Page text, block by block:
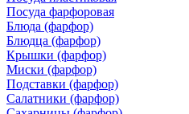
Посуда фарфоровая
Блюда (фарфор)
Блюдца (фарфор)
Крышки (фарфор)
Миски (фарфор)
Подставки (фарфор)
Салатники (фарфор)